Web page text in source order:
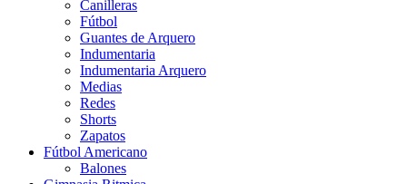
Canilleras
Fútbol
Guantes de Arquero
Indumentaria
Indumentaria Arquero
Medias
Redes
Shorts
Zapatos
Fútbol Americano
Balones